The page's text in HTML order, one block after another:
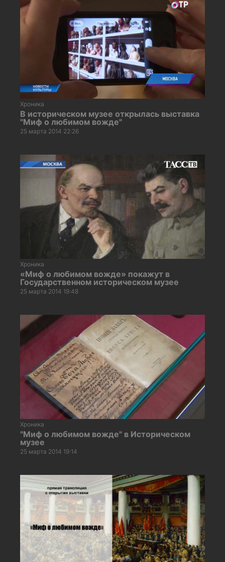
Хроника
В историческом музее открылась выставка
"Миф о любимом вожде"
25 марта 2014 22:26
Хроника
«Миф о любимом вожде» покажут в
Государственном историческом музее
25 марта 2014 19:48
Хроника
"Миф о любимом вожде" в Историческом
музее
25 марта 2014 19:14